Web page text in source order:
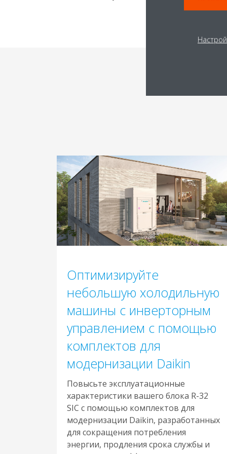
Оптимизируйте
небольшую холодильную
машины с инверторным
управлением с помощью
комплектов для
модернизации Daikin
Повысьте эксплуатационные
характеристики вашего блока R-32
SIC с помощью комплектов для
модернизации Daikin, разработанных
для сокращения потребления
энергии, продления срока службы и